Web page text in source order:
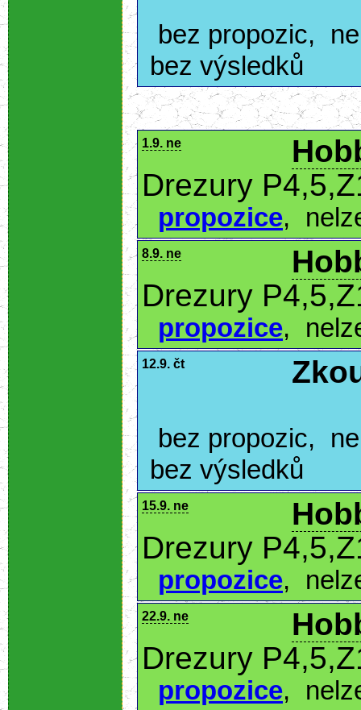
bez propozic,
bez výsledků
1.9. ne
Drezury
propozice,
8.9. ne
Drezury
propozice,
12.9. čt
bez propozic,
bez výsledků
15.9. ne
Drezury
propozice,
22.9. ne
Drezury
propozice,